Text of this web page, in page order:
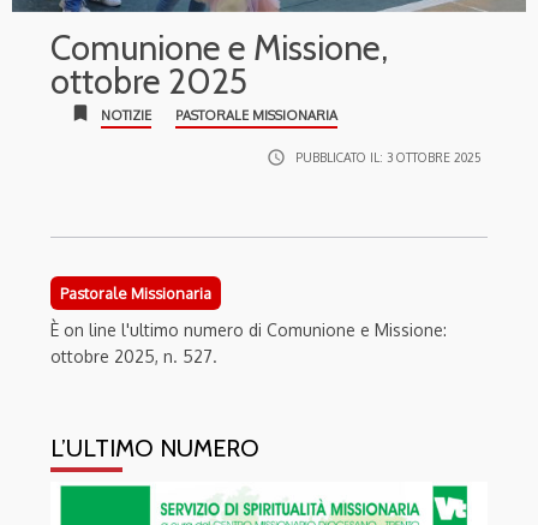
Comunione e Missione,
ottobre 2025
bookmark NOTIZIE PASTORALE MISSIONARIA
access_time PUBBLICATO IL: 3 OTTOBRE 2025
Pastorale Missionaria
È on line l'ultimo numero di Comunione e Missione:
ottobre 2025, n. 527.
L’ULTIMO NUMERO